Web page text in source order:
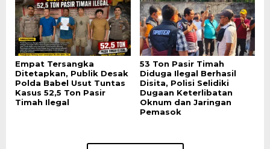
Empat Tersangka
Ditetapkan, Publik Desak
Polda Babel Usut Tuntas
Kasus 52,5 Ton Pasir
Timah Ilegal
53 Ton Pasir Timah
Diduga Ilegal Berhasil
Disita, Polisi Selidiki
Dugaan Keterlibatan
Oknum dan Jaringan
Pemasok